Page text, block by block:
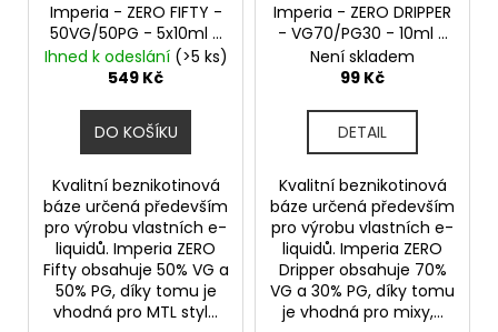
Imperia - ZERO FIFTY -
50VG/50PG - 5x10ml -
0mg Beznikotinová
báze
Ihned k odeslání (>5 ks)
549 Kč
DO KOŠÍKU
Kvalitní beznikotinová
báze určená především
pro výrobu vlastních e-
liquidů. Imperia ZERO
Fifty obsahuje 50% VG a
50% PG, díky tomu je
vhodná pro MTL styl...
Imperia - ZERO DRIPPER
- VG70/PG30 - 10ml -
0mgBeznikotinová
báze
Není skladem
99 Kč
DETAIL
Kvalitní beznikotinová
báze určená především
pro výrobu vlastních e-
liquidů. Imperia ZERO
Dripper obsahuje 70%
VG a 30% PG, díky tomu
je vhodná pro mixy,...